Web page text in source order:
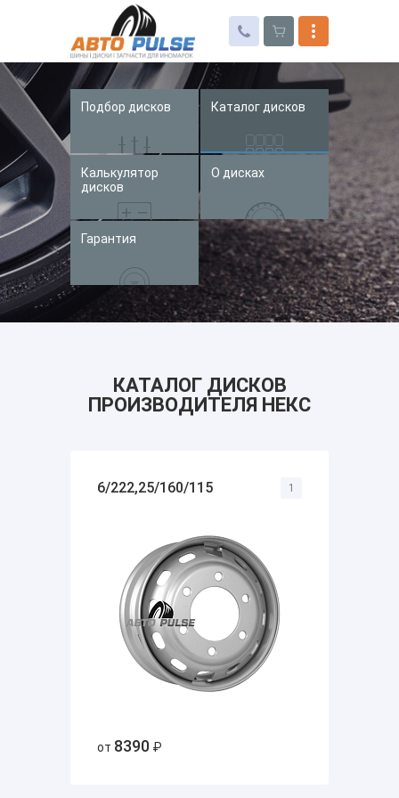
Автошины
Колесные диски
Запчасти для иномарок
Услуги
Доставка и оплата
Контакты
Подбор дисков Каталог дисков
Калькулятор
дисков
О дисках
Гарантия
КАТАЛОГ ДИСКОВ
ПРОИЗВОДИТЕЛЯ НЕКС
6/222,25/160/115
от 8390 ₽
1